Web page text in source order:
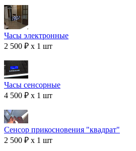
Часы электронные
2 500 ₽ x 1 шт
Часы сенсорные
4 500 ₽ x 1 шт
Сенсор прикосновения "квадрат"
2 500 ₽ x 1 шт